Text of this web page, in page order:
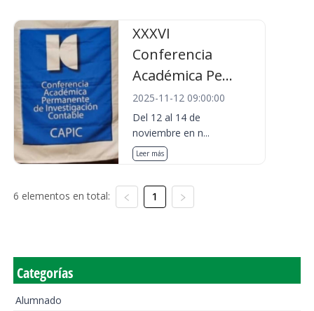
XXXVI
Conferencia
Académica Pe...
2025-11-12 09:00:00
Del 12 al 14 de
noviembre en n...
Leer más
6 elementos en total: 1
Categorías
Alumnado